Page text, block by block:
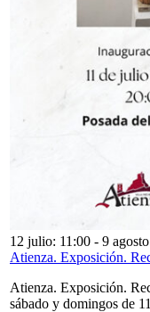
12 julio: 11:00 - 9
Atienza. Exposición.
Atienza. Exposición.
sábado y domingos de